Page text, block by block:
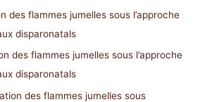
des flammes jumelles sous l’approche
disparonatals
des flammes jumelles sous l’approche
disparonatals
des flammes jumelles sous